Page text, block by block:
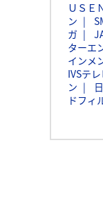
ＵＳＥ
ン
ガ
ターエ
インメ
IVSテ
ン
ドフィ